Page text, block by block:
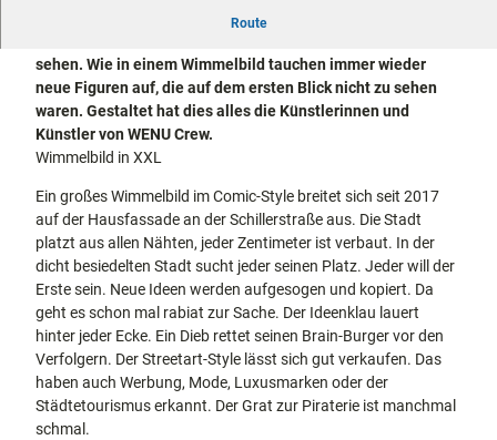
Musee
n,
Galeri
ellung
en
Street
Art
Theat
er und
Bühne
nkunst
Gärten
fahren in
Kassel
Wandern
Stadtführungen
Kassel
mit
Kindern
Shopping
Unterkünfte
Ausflugsziele
in der Region
Häufig
gestellte
Fragen
Route
Ein großes, in der Art Wimmelbild als Comic-Style ist seit
sehen. Wie in einem Wimmelbild tauchen immer wieder
neue Figuren auf, die auf dem ersten Blick nicht zu sehen
waren. Gestaltet hat dies alles die Künstlerinnen und
Künstler von WENU Crew.
Wimmelbild in XXL
Ein großes Wimmelbild im Comic-Style breitet sich seit 2017
auf der Hausfassade an der Schillerstraße aus. Die Stadt
platzt aus allen Nähten, jeder Zentimeter ist verbaut. In der
dicht besiedelten Stadt sucht jeder seinen Platz. Jeder will der
Erste sein. Neue Ideen werden aufgesogen und kopiert. Da
geht es schon mal rabiat zur Sache. Der Ideenklau lauert
hinter jeder Ecke. Ein Dieb rettet seinen Brain-Burger vor den
Verfolgern. Der Streetart-Style lässt sich gut verkaufen. Das
haben auch Werbung, Mode, Luxusmarken oder der
Städtetourismus erkannt. Der Grat zur Piraterie ist manchmal
schmal.